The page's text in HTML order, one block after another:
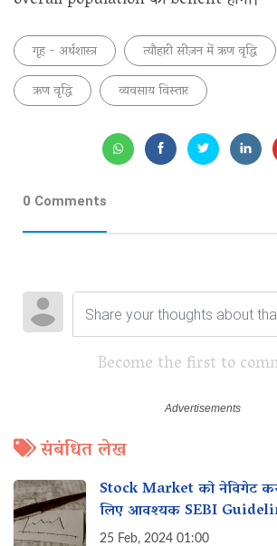
गृह - अर्थशास्त्र त्यौहारी सीज़न में ऋण वृद्धि
ऋण वृद्धि
व्यवसाय विस्तार
0 Comments
Become the first to
संबंधित लेख
Stock Market को नेविगेट
लिए आवश्यक SEBI
25 Feb, 2024 01:00